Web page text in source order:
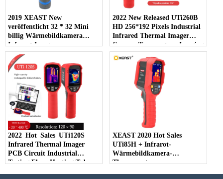
2019 XEAST New
veröffentlicht 32 * 32 Mini
billig Wärmebildkamera
Infrarot Imager vom
Hersteller HT-02D USB-
Schnittstelle
2022 New Released UTi260B
HD 256*192 Pixels Industrial
Infrared Thermal Imager
Camera Temperature Imaging
Circuit Electrical
Maintenance
2022 Hot Sales UTi120S
Infrared Thermal Imager
PCB Circuit Industrial
Testing Floor Heating Tube
XEAST 2020 Hot Sales
UTi85H + Infrarot-
Wärmebildkamera-
Thermometer-